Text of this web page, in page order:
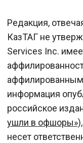
Редакция,
КазТАГ не
Services Inc.
информация
российское
ушли в офшоры»),
несет